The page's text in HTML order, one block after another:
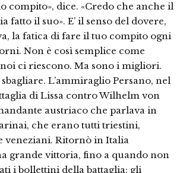
compito», dice. «Credo che anche il
fatto il suo». E’ il senso del dovere,
la fatica di fare il tuo compito ogni
Non è così semplice come
ci riescono. Ma sono i migliori.
L’ammiraglio Persano, nel
di Lissa contro Wilhelm von
austriaco che parlava in
che erano tutti triestini,
veneziani. Ritornò in Italia
grande vittoria, fino a quando non
i bollettini della battaglia: gli